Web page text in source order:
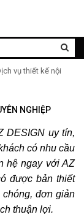
vụ thiết kế nội
NGHIỆP
DESIGN uy tín,
có nhu cầu
hệ ngay với AZ
được bản thiết
đơn giản
thuận lợi.